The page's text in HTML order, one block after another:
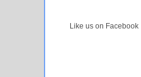
Like us on Facebook